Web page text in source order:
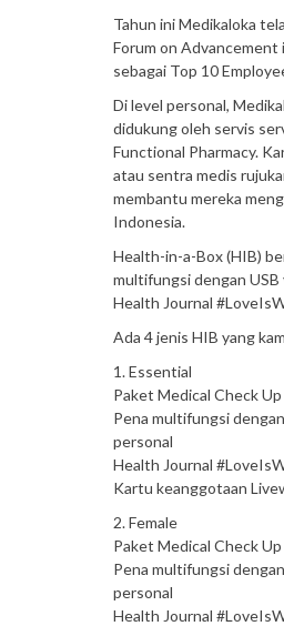
Tahun ini Medikaloka
Forum on Advancement
sebagai Top 10
Di level personal,
didukung oleh servis
Functional Pharmacy.
atau sentra medis
membantu mereka
Indonesia.
Health-in-a-Box (HIB)
multifungsi dengan USB
Health Journal
Ada 4 jenis HIB yang
1. Essential
Paket Medical Check Up
Pena multifungsi
personal
Health Journal
Kartu keanggotaan
2. Female
Paket Medical Check Up
Pena multifungsi
personal
Health Journal